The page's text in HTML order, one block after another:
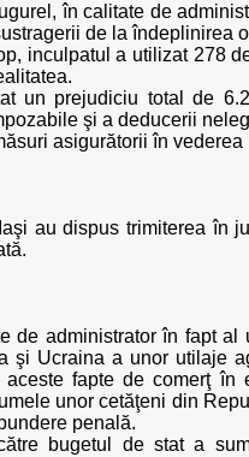
în calitate de
de la îndeplinirea
inculpatul a utilizat 278
un prejudiciu total de
şi a deducerii
asigurătorii în
au dispus trimiterea în
de administrator în fapt
şi Ucraina a unor utilaje
fapte de comerţ în
unor cetăţeni din
penală.
bugetul de stat a